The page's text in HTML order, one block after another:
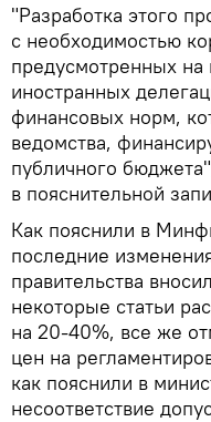
"Разработка этого
с необходимостью
предусмотренных
иностранных
финансовых норм,
ведомства,
публичного
в пояснительной
Как пояснили в
последние
правительства
некоторые статьи
на 20-40%, все же
цен на
как пояснили в
несоответствие